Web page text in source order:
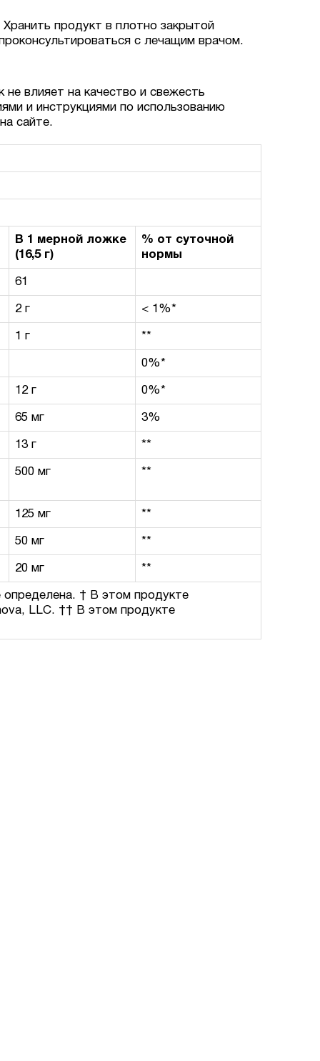
продукт в плотно закрытой
с лечащим врачом.
влияет на качество и свежесть
и инструкциями по использованию
сайте.
В 1 мерной ложке
(16,5 г)
% от суточной
нормы
61
2 г < 1%*
1 г **
0%*
12 г 0%*
65 мг 3%
13 г **
500 мг **
125 мг **
50 мг **
20 мг **
определена. † В этом продукте
LLC. †† В этом продукте